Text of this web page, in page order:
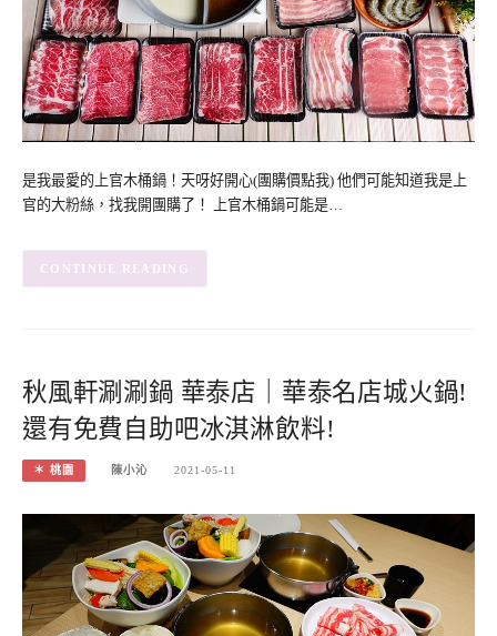
是我最愛的上官木桶鍋！天呀好開心(團購價點我) 他們可能知道我是上
官的大粉絲，找我開團購了！ 上官木桶鍋可能是…
CONTINUE READING
秋風軒涮涮鍋 華泰店｜華泰名店城火鍋!
還有免費自助吧冰淇淋飲料!
＊ 桃園 陳小沁 2021-05-11